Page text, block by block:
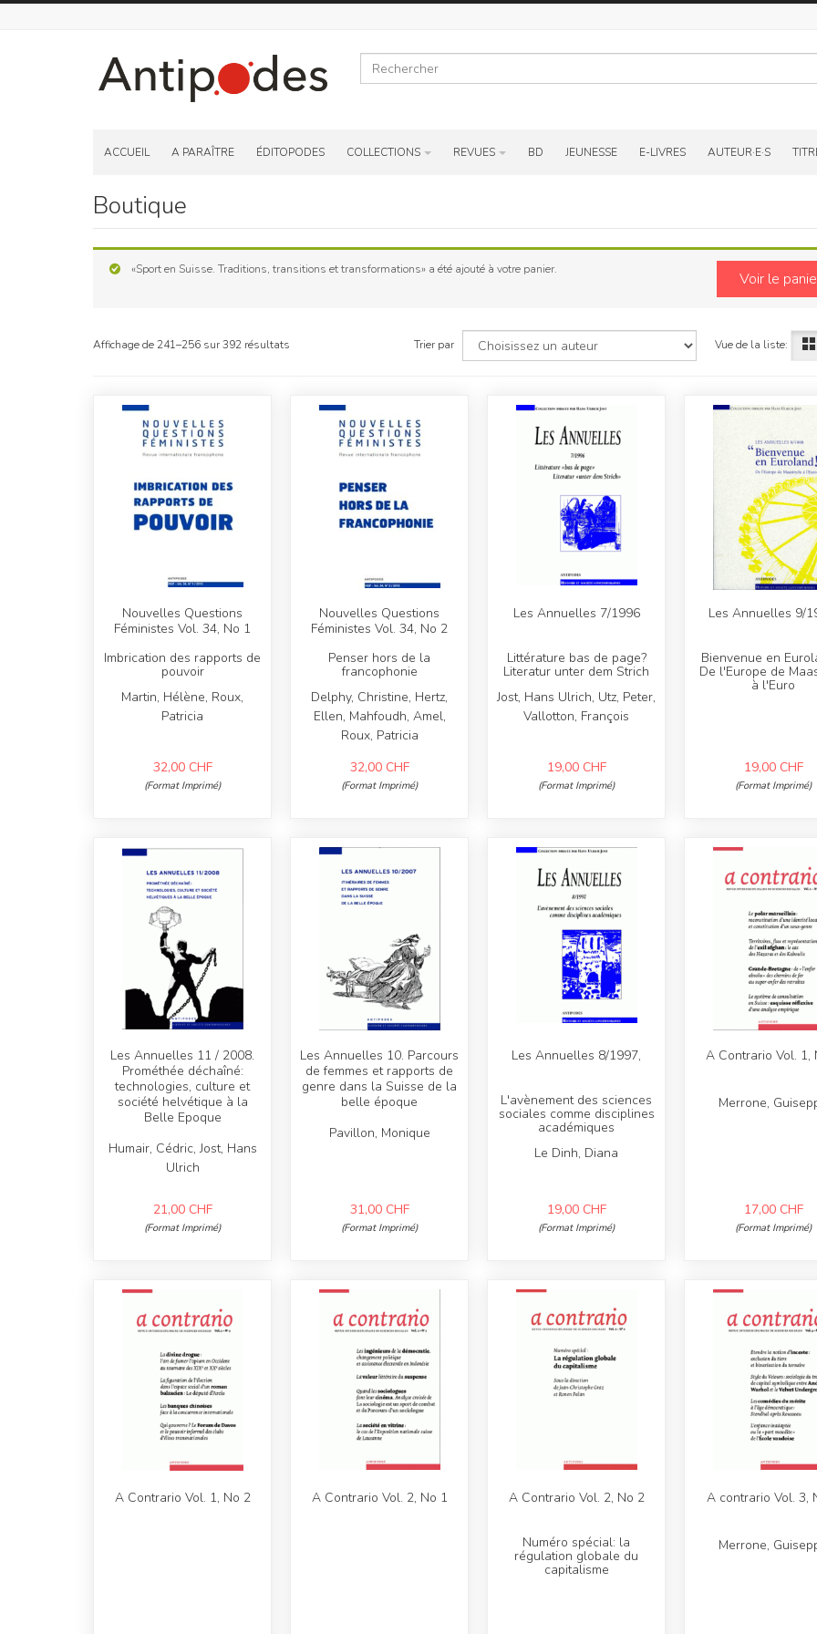
ACCUEIL A PARAÎTRE ÉDITOPODES COLLECTIONS REVUES BD JEUNESSE E-LIVRES AUTEUR·E·S
Boutique
Voir le
«Sport en Suisse. Traditions, transitions et transformations» a été ajouté à votre panier.
Affichage de 241–256 sur 392 résultats Trier par Vue de la liste:
Nouvelles Questions
Féministes Vol. 34, No 1
Imbrication des rapports de
pouvoir
Martin, Hélène, Roux,
Patricia
32,00 CHF
(Format Imprimé)
Nouvelles Questions
Féministes Vol. 34, No 2
Penser hors de la
francophonie
Delphy, Christine, Hertz,
Ellen, Mahfoudh, Amel,
Roux, Patricia
32,00 CHF
(Format Imprimé)
Les Annuelles 7/1996
Littérature bas de page?
Literatur unter dem Strich
Jost, Hans Ulrich, Utz, Peter,
Vallotton, François
19,00 CHF
(Format Imprimé)
Les Annuelles 9/
Bienvenue en
De l'Europe de
à l'Euro
19,00 CHF
(Format Imprimé)
Les Annuelles 11 / 2008.
Prométhée déchaîné:
technologies, culture et
société helvétique à la
Belle Epoque
Humair, Cédric, Jost, Hans
Ulrich
21,00 CHF
(Format Imprimé)
Les Annuelles 10. Parcours
de femmes et rapports de
genre dans la Suisse de la
belle époque
Pavillon, Monique
31,00 CHF
(Format Imprimé)
Les Annuelles 8/1997,
L'avènement des sciences
sociales comme disciplines
académiques
Le Dinh, Diana
19,00 CHF
(Format Imprimé)
A Contrario Vol. 1,
Merrone,
17,00 CHF
(Format Imprimé)
A Contrario Vol. 1, No 2 A Contrario Vol. 2, No 1 A Contrario Vol. 2, No 2
Numéro spécial: la
régulation globale du
capitalisme
A contrario Vol. 3,
Merrone,